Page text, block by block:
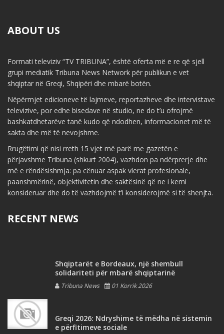
ABOUT US
Formati televiziv “TV TRIBUNA”, është oferta më e re që sjell
grupi mediatik Tribuna News Network për publikun e vet
shqiptar në Greqi, Shqipëri dhe mbarë botën.
Nëpërmjet edicioneve të lajmeve, reportazheve dhe intervistave
televizive, por edhe bisedave në studio, ne do t’u ofrojmë
bashkatdhetarëve tanë kudo që ndodhen, informacionet më të
sakta dhe më të nevojshme.
Rrugëtimi që nisi rreth 15 vjet më parë me gazetën e
përjavshme Tribuna (shkurt 2004), vazhdon pa ndërprerje dhe
më e rëndësishmja: pa cënuar aspak vlerat profesionale,
paanshmërinë, objektivitetin dhe saktësinë që ne i kemi
konsideruar dhe do të vazhdojmë t’i konsiderojmë si të shenjta.
RECENT NEWS
Shqiptarët e Bordeaux, një shembull
solidariteti për mbarë shqiptarinë
Tribuna News 01 Korrik 2026
Greqi 2026: Ndryshime të mëdha në sistemin
e përfitimeve sociale